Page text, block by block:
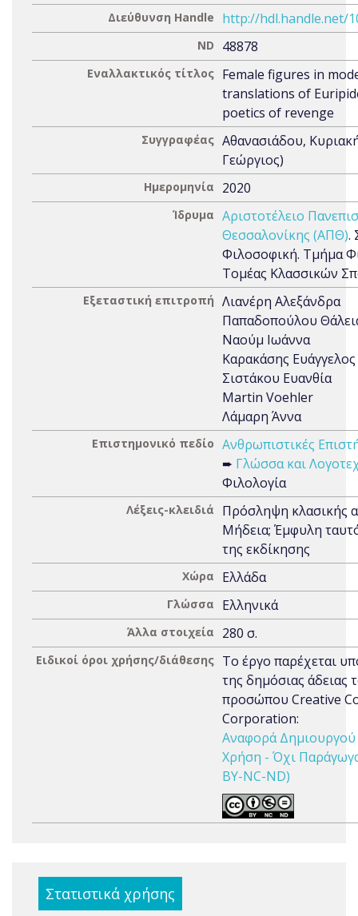
Διεύθυνση Handle http://hdl.handle.net/
ND 48878
Εναλλακτικός τίτλος Female figures in
translations of
poetics of revenge
Συγγραφέας Αθανασιάδου,
Γεώργιος)
Ημερομηνία 2020
Ίδρυμα Αριστοτέλειο
Θεσσαλονίκης (ΑΠΘ).
Φιλοσοφική. Τμήμα
Τομέας Κλασσικών
Εξεταστική επιτροπή Λιανέρη Αλεξάνδρα
Παπαδοπούλου
Ναούμ Ιωάννα
Καρακάσης Ευάγγελος
Σιστάκου Ευανθία
Martin Voehler
Λάμαρη Άννα
Επιστημονικό πεδίο Ανθρωπιστικές
➨ Γλώσσα και
Φιλολογία
Λέξεις-κλειδιά
Πρόσληψη κλασικής
Μήδεια; Έμφυλη
της εκδίκησης
Χώρα Ελλάδα
Γλώσσα Ελληνικά
Άλλα στοιχεία 280 σ.
Ειδικοί όροι χρήσης/διάθεσης Το έργο παρέχεται
της δημόσιας άδειας
προσώπου Creative
Corporation:
Αναφορά
Χρήση - Όχι
BY-NC-ND)
Στατιστικά χρήσης